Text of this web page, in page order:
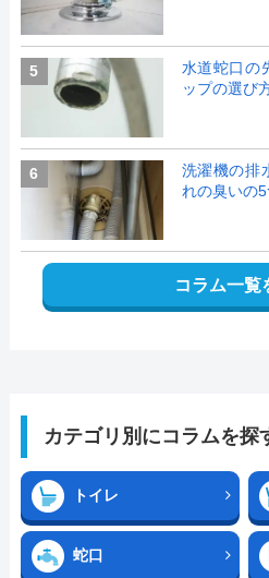
5
水道蛇口の
ップの選び
6
洗濯機の排
れの臭いの
コラム一覧
カテゴリ別にコラムを探
トイレ
蛇口